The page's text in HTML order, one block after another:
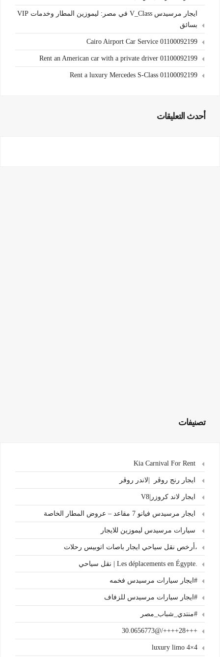
ايجار مرسيدس V_Class في مصر: ليموزين المطار وخدمات VIP
بسائق
Cairo Airport Car Service 01100092199
Rent an American car with a private driver 01100092199
Rent a luxury Mercedes S-Class 01100092199
أحدث التعليقات
تصنيفات
ايجار رنج روڤر |لاندر روڤر
ايجار لاند كروزر|V8
ايجار مرسيدس فيانو 7 مقاعد – عروض المطار الخاصة
سيارات مرسيدس ليموزين للايجار
،أرخص نقل سياحي ايجار باصات اتوبيس رحلات
.Les déplacements en Égypte | نقل سياحي
#ايجار سيارات مرسيدس فخمه
#ايجار سيارات مرسيدس للزفاف
#منتدي_شباب_مصر
+++28++++/@30.0656773
4×4 luxury limo